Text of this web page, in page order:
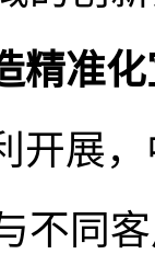
精准
展，
不同